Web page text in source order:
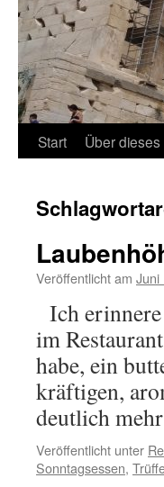
Start Über dieses
Veröffentlicht am Juni
Ich
im
habe, ein
kräftigen,
deutlich
Veröffentlicht unter
Sonntagsessen,